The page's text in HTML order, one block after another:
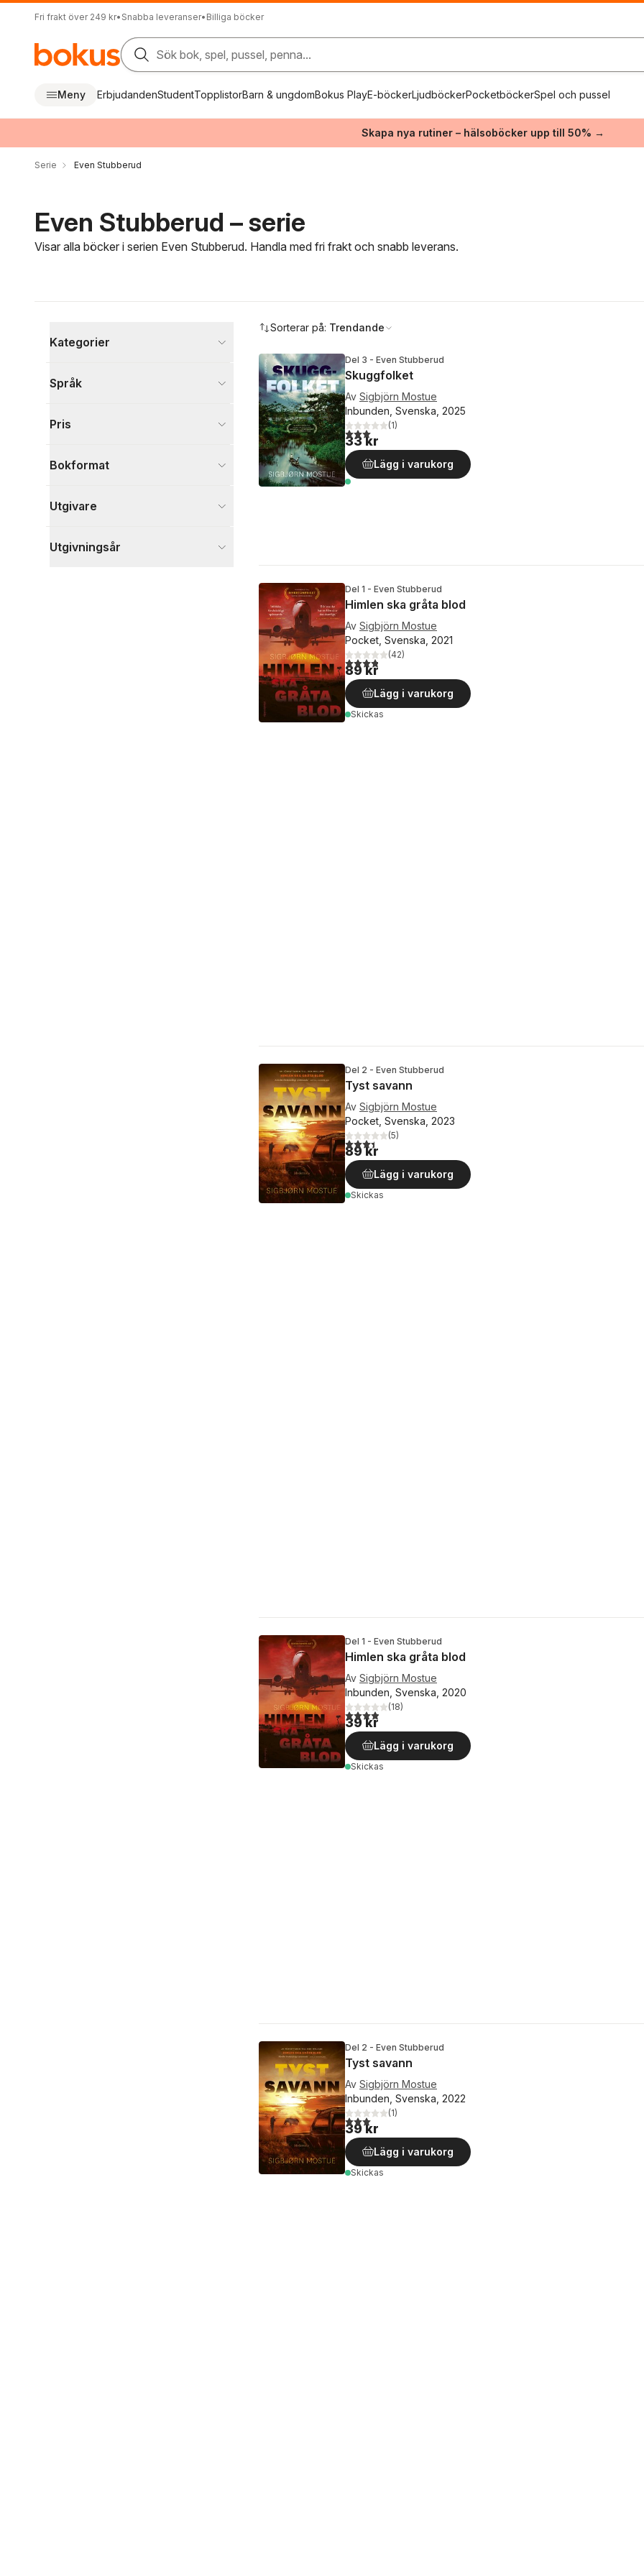
Fri frakt över 249 kr• Snabba leveranser• Billiga böcker
Sök bok, spel, pussel, penna...
Meny ErbjudandenStudentTopplistorBarn & ungdomBokus PlayE-böckerLjudböckerPocketböckerSpel och pussel
Skapa nya rutiner – hälsoböcker upp till 50% →
Serie Even Stubberud
Even Stubberud – serie
Visar alla böcker i serien Even Stubberud. Handla med fri frakt och snabb leverans.
Kategorier
Visa fler
Språk
Pris
Bokformat
Utgivare
Utgivningsår
Sorterar på: Trendande
Del 3 - Even Stubberud
Skuggfolket
Av Sigbjörn Mostue
Inbunden, Svenska, 2025
3,0utav 5 stjärnor. Totalt antal röster:
(1)
33 kr
Lägg i varukorg
Del 1 - Even Stubberud
Himlen ska gråta blod
Av Sigbjörn Mostue
Pocket, Svenska, 2021
3,8utav 5 stjärnor. Totalt antal röster:
(42)
89 kr
Lägg i varukorg
Skickas
Del 2 - Even Stubberud
Tyst savann
Av Sigbjörn Mostue
Pocket, Svenska, 2023
3,4utav 5 stjärnor. Totalt antal röster:
(5)
89 kr
Lägg i varukorg
Skickas
Del 1 - Even Stubberud
Himlen ska gråta blod
Av Sigbjörn Mostue
Inbunden, Svenska, 2020
3,9utav 5 stjärnor. Totalt antal röster:
(18)
39 kr
Lägg i varukorg
Skickas
Del 2 - Even Stubberud
Tyst savann
Av Sigbjörn Mostue
Inbunden, Svenska, 2022
3,0utav 5 stjärnor. Totalt antal röster:
(1)
39 kr
Lägg i varukorg
Skickas